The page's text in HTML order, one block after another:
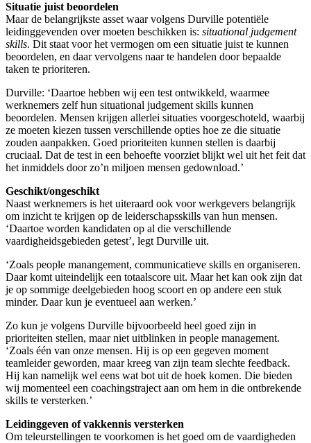
Situatie juist beoordelen
Maar de belangrijkste asset waar volgens Durville potentiële
leidinggevenden over moeten beschikken is: situational judgement
skills. Dit staat voor het vermogen om een situatie juist te kunnen
beoordelen, en daar vervolgens naar te handelen door bepaalde
taken te prioriteren.
Durville: ‘Daartoe hebben wij een test ontwikkeld, waarmee
werknemers zelf hun situational judgement skills kunnen
beoordelen. Mensen krijgen allerlei situaties voorgeschoteld, waarbij
ze moeten kiezen tussen verschillende opties hoe ze die situatie
zouden aanpakken. Goed prioriteiten kunnen stellen is daarbij
cruciaal. Dat de test in een behoefte voorziet blijkt wel uit het feit dat
het inmiddels door zo’n miljoen mensen gedownload.’
Geschikt/ongeschikt
Naast werknemers is het uiteraard ook voor werkgevers belangrijk
om inzicht te krijgen op de leiderschapsskills van hun mensen.
‘Daartoe worden kandidaten op al die verschillende
vaardigheidsgebieden getest’, legt Durville uit.
‘Zoals people manangement, communicatieve skills en organiseren.
Daar komt uiteindelijk een totaalscore uit. Maar het kan ook zijn dat
je op sommige deelgebieden hoog scoort en op andere een stuk
minder. Daar kun je eventueel aan werken.’
Zo kun je volgens Durville bijvoorbeeld heel goed zijn in
prioriteiten stellen, maar niet uitblinken in people management.
‘Zoals één van onze mensen. Hij is op een gegeven moment
teamleider geworden, maar kreeg van zijn team slechte feedback.
Hij kan namelijk wel eens wat bot uit de hoek komen. Die bieden
wij momenteel een coachingstraject aan om hem in die ontbrekende
skills te versterken.’
Leidinggeven of vakkennis versterken
Om teleurstellingen te voorkomen is het goed om de vaardigheden